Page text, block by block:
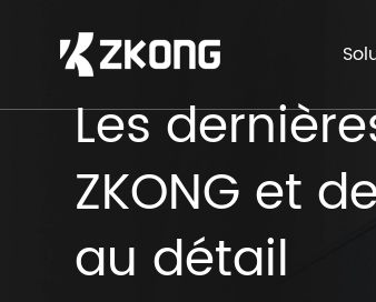
Les
ZKONG et
au détail